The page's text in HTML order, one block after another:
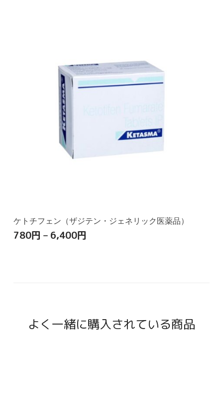
ケトチフェン（ザジテン・ジェネリック医薬品）
780円 – 6,400円
よく一緒に購入されている商品